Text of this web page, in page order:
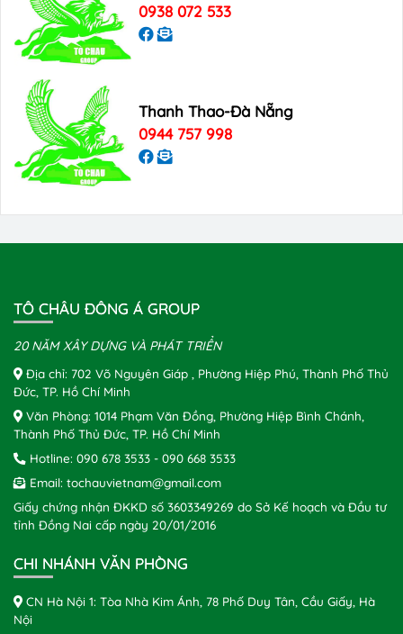
0938 072 533
Thanh Thao-Đà Nẵng
0944 757 998
TÔ CHÂU ĐÔNG Á GROUP
20 NĂM XÂY DỰNG VÀ PHÁT TRIỂN
Địa chỉ: 702 Võ Nguyên Giáp , Phường Hiệp Phú, Thành Phố Thủ
Đức, TP. Hồ Chí Minh
Văn Phòng: 1014 Phạm Văn Đồng, Phường Hiệp Bình Chánh,
Thành Phố Thủ Đức, TP. Hồ Chí Minh
Hotline: 090 678 3533 - 090 668 3533
Email: tochauvietnam@gmail.com
Giấy chứng nhận ĐKKD số 3603349269 do Sở Kế hoạch và Đầu tư
tỉnh Đồng Nai cấp ngày 20/01/2016
CHI NHÁNH VĂN PHÒNG
CN Hà Nội 1: Tòa Nhà Kim Ánh, 78 Phố Duy Tân, Cầu Giấy, Hà
Nội